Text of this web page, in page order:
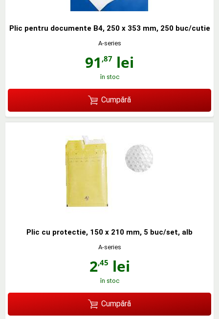
Plic pentru documente B4, 250 x 353 mm, 250 buc/cutie
A-series
91 ,87 lei
în stoc
Cumpără
Plic cu protectie, 150 x 210 mm, 5 buc/set, alb
A-series
2,45 lei
în stoc
Cumpără